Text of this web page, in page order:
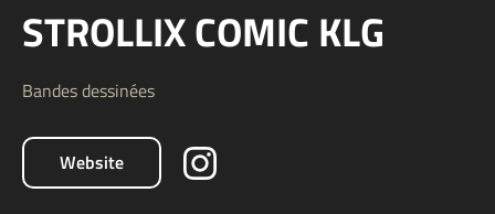
STROLLIX COMIC KLG
Bandes dessinées
Website